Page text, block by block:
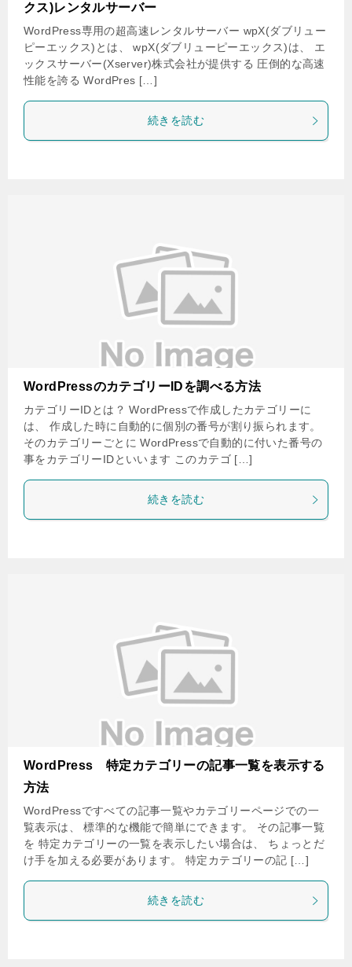
クス)レンタルサーバー
WordPress専用の超高速レンタルサーバー wpX(ダブリュー
ピーエックス)とは、 wpX(ダブリューピーエックス)は、 エ
ックスサーバー(Xserver)株式会社が提供する 圧倒的な高速
性能を誇る WordPres […]
続きを読む
WordPressのカテゴリーIDを調べる方法
カテゴリーIDとは？ WordPressで作成したカテゴリーに
は、 作成した時に自動的に個別の番号が割り振られます。
そのカテゴリーごとに WordPressで自動的に付いた番号の
事をカテゴリーIDといいます このカテゴ […]
続きを読む
WordPress 特定カテゴリーの記事一覧を表示する
方法
WordPressですべての記事一覧やカテゴリーページでの一
覧表示は、 標準的な機能で簡単にできます。 その記事一覧
を 特定カテゴリーの一覧を表示したい場合は、 ちょっとだ
け手を加える必要があります。 特定カテゴリーの記 […]
続きを読む